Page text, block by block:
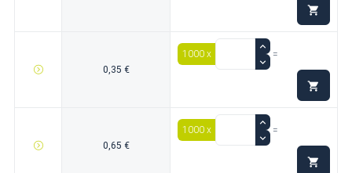

0,35 €
1000 x =

0,65 €
1000 x =
